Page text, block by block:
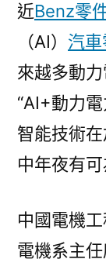
近Benz零
（AI） 汽
來越多動
“AI+動力
智能技術
中年夜有可
中國電機
電機系主